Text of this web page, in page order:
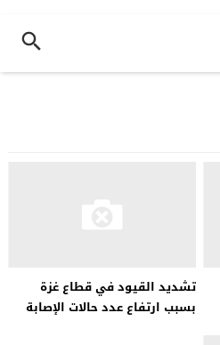
تشديد القيود في قطاع غزة
بسبب ارتفاع عدد حالات الإصابة